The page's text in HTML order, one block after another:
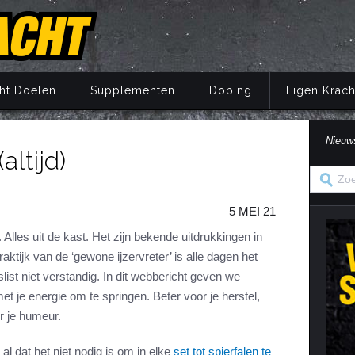
Trainingsprincipes
Krachtoefeningen Armen
Krachtoefeningen Borst
Krachtoefeningen Buik
Koolhydraten
Vetten
Vocht
Doelen
Supplementen
Herstel
Mentaal
Voeding
Supplementen
Herstel
Supplementen Doping
Nuchtere feiten over doping
Veel gestelde vragen
Eigen
Eigen Kracht
5 MEI 21
Alles uit de kast. Het zijn bekende uitdrukkingen in
van de ‘gewone ijzervreter’ is alle dagen het
niet verstandig. In dit webbericht geven we
je energie om te springen. Beter voor je herstel,
je humeur.
dat het niet nodig is om in elke set tot spierfalen te